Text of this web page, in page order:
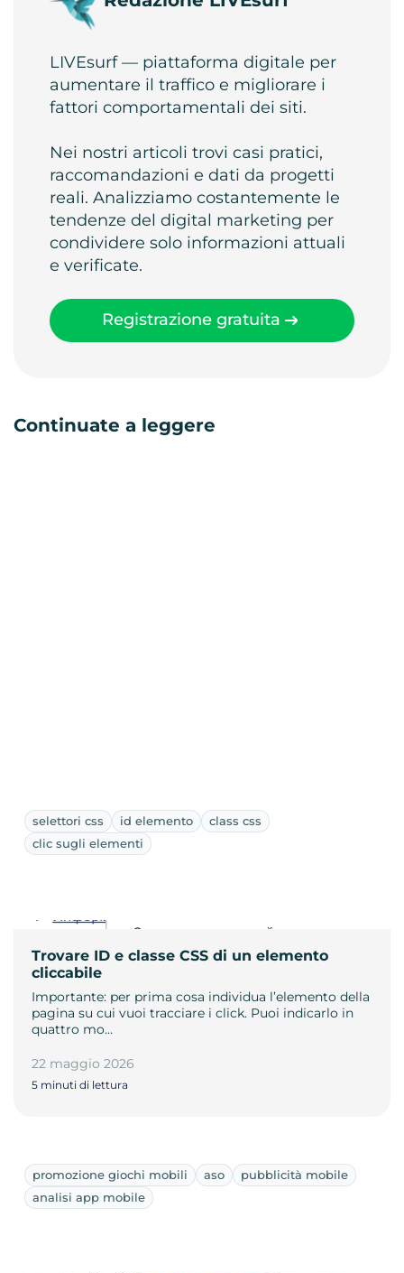
LIVEsurf — piattaforma digitale per
aumentare il traffico e migliorare i
fattori comportamentali dei siti.
Nei nostri articoli trovi casi pratici,
raccomandazioni e dati da progetti
reali. Analizziamo costantemente le
tendenze del digital marketing per
condividere solo informazioni attuali
e verificate.
Registrazione gratuita
Continuate a leggere
selettori css id elemento
class css
clic sugli elementi
Trovare ID e classe CSS di un elemento
cliccabile
Importante: per prima cosa individua l’elemento della
pagina su cui vuoi tracciare i click. Puoi indicarlo in
quattro mo…
22 maggio 2026
5 minuti di lettura
promozione giochi mobili aso
pubblicità mobile
analisi app mobile